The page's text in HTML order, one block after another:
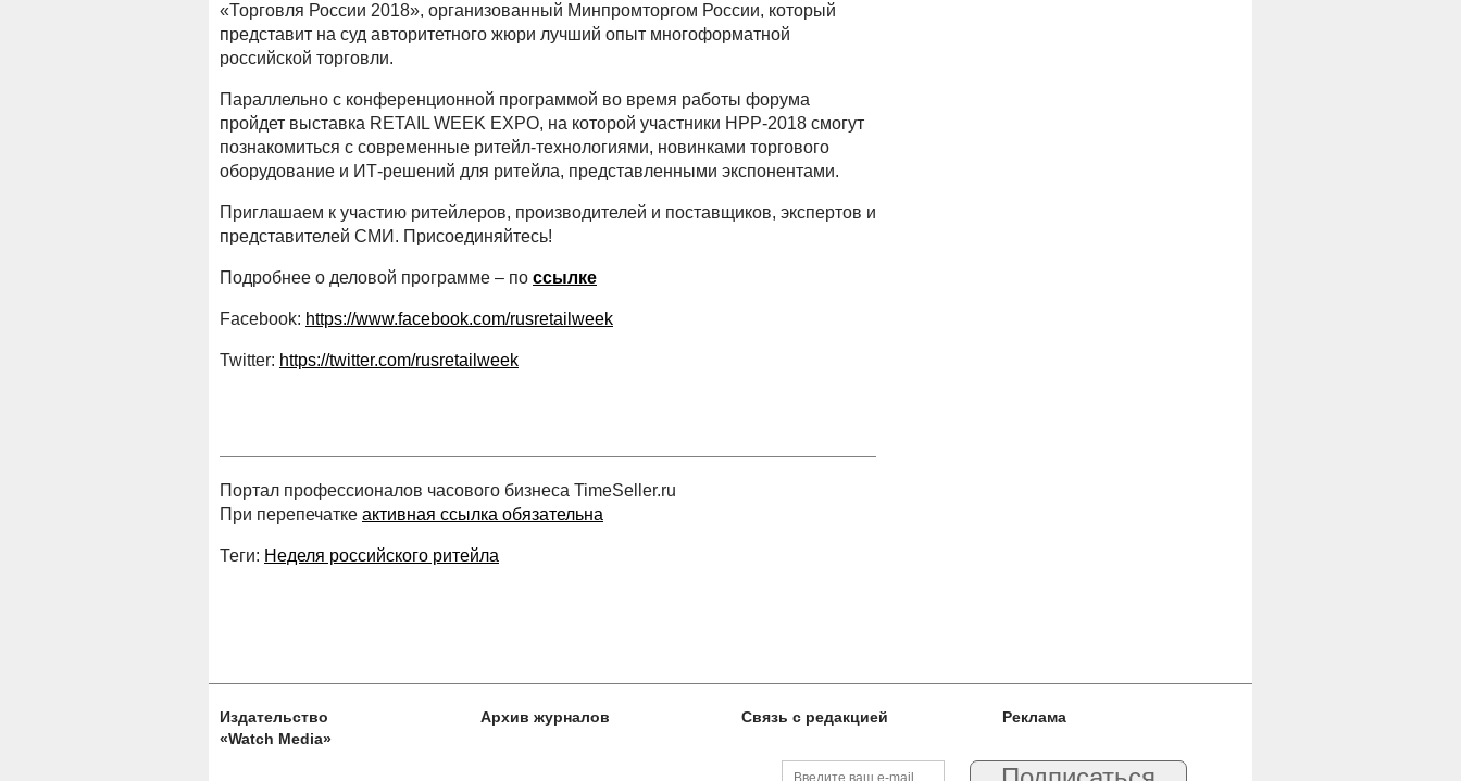
«Торговля России 2018», организованный Минпромторгом России, который
представит на суд авторитетного жюри лучший опыт многоформатной
российской торговли.
Параллельно с конференционной программой во время работы форума
пройдет выставка RETAIL WEEK EXPO, на которой участники НРР-2018 смогут
познакомиться с современные ритейл-технологиями, новинками торгового
оборудование и ИТ-решений для ритейла, представленными экспонентами.
Приглашаем к участию ритейлеров, производителей и поставщиков, экспертов и
представителей СМИ. Присоединяйтесь!
Подробнее о деловой программе – по ссылке
Facebook: https://www.facebook.com/rusretailweek
Twitter: https://twitter.com/rusretailweek
Портал профессионалов часового бизнеса TimeSeller.ru
При перепечатке активная ссылка обязательна
Теги: Неделя российского ритейла
Издательство
«Watch Media»
Архив журналов Связь с редакцией Реклама